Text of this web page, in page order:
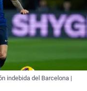
indebida del Barcelona |